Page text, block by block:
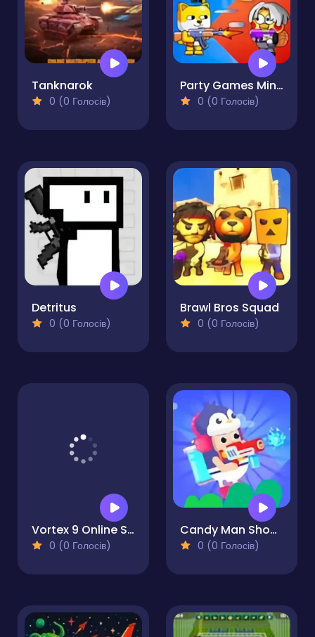
Tanknarok
0 (0 Голосів)
Party Games Mini Shooter Battle
0 (0 Голосів)
Detritus
0 (0 Голосів)
Brawl Bros Squad
0 (0 Голосів)
Vortex 9 Online Shooter
0 (0 Голосів)
Candy Man Shooting
0 (0 Голосів)